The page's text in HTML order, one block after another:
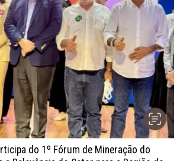
do 1º Fórum de Mineração do